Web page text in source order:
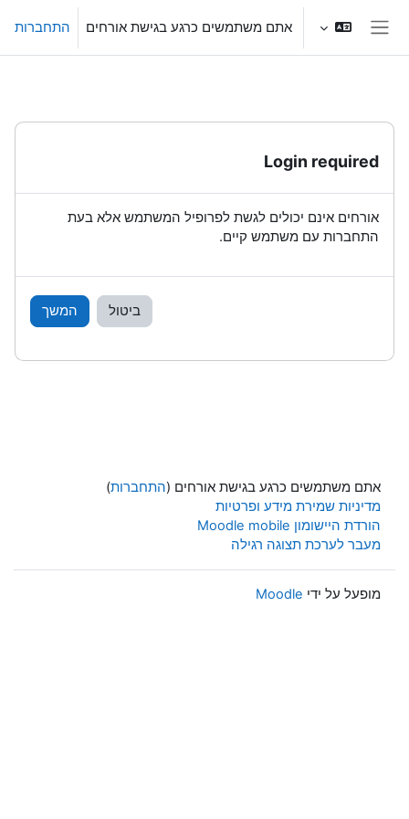
חלון סקירה צדדי
אתם משתמשים כרגע בגישת אורחים התחברות
Login required
אורחים אינם יכולים לגשת לפרופיל המשתמש אלא בעת
התחברות עם משתמש קיים.
ביטול המשך
אתם משתמשים כרגע בגישת אורחים (התחברות)
מדיניות שמירת מידע ופרטיות
הורדת היישומון Moodle mobile
מעבר לערכת תצוגה רגילה
מופעל על ידי Moodle